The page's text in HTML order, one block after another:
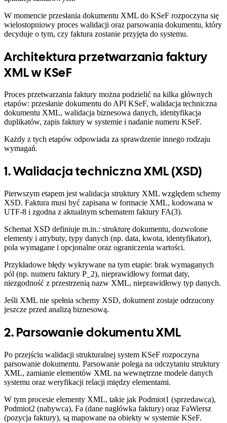
W momencie przesłania dokumentu XML do KSeF rozpoczyna się
wielostopniowy proces walidacji oraz parsowania dokumentu, który
decyduje o tym, czy faktura zostanie przyjęta do systemu.
Architektura przetwarzania faktury
XML w KSeF
Proces przetwarzania faktury można podzielić na kilka głównych
etapów: przesłanie dokumentu do API KSeF, walidacja techniczna
dokumentu XML, walidacja biznesowa danych, identyfikacja
duplikatów, zapis faktury w systemie i nadanie numeru KSeF.
Każdy z tych etapów odpowiada za sprawdzenie innego rodzaju
wymagań.
1. Walidacja techniczna XML (XSD)
Pierwszym etapem jest walidacja struktury XML względem schemy
XSD. Faktura musi być zapisana w formacie XML, kodowana w
UTF-8 i zgodna z aktualnym schematem faktury FA(3).
Schemat XSD definiuje m.in.: strukturę dokumentu, dozwolone
elementy i atrybuty, typy danych (np. data, kwota, identyfikator),
pola wymagane i opcjonalne oraz ograniczenia wartości.
Przykładowe błędy wykrywane na tym etapie: brak wymaganych
pól (np. numeru faktury P_2), nieprawidłowy format daty,
niezgodność z przestrzenią nazw XML, nieprawidłowy typ danych.
Jeśli XML nie spełnia schemy XSD, dokument zostaje odrzucony
jeszcze przed analizą biznesową.
2. Parsowanie dokumentu XML
Po przejściu walidacji strukturalnej system KSeF rozpoczyna
parsowanie dokumentu. Parsowanie polega na odczytaniu struktury
XML, zamianie elementów XML na wewnętrzne modele danych
systemu oraz weryfikacji relacji między elementami.
W tym procesie elementy XML, takie jak Podmiot1 (sprzedawca),
Podmiot2 (nabywca), Fa (dane nagłówka faktury) oraz FaWiersz
(pozycja faktury), są mapowane na obiekty w systemie KSeF.